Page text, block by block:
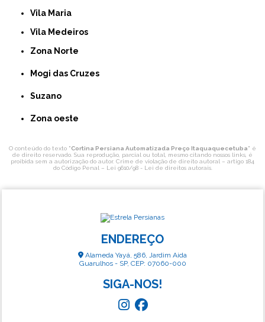
Vila Maria
Vila Medeiros
Zona Norte
Mogi das Cruzes
Suzano
Zona oeste
O conteúdo do texto "Cortina Persiana Automatizada Preço Itaquaquecetuba" é
de direito reservado. Sua reprodução, parcial ou total, mesmo citando nossos links, é
proibida sem a autorização do autor. Crime de violação de direito autoral – artigo 184
do Código Penal – Lei 9610/98 - Lei de direitos autorais.
ENDEREÇO
Alameda Yayá, 586, Jardim Aida
Guarulhos - SP, CEP: 07060-000
SIGA-NOS!